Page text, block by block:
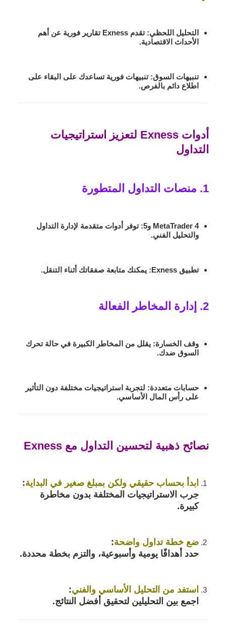
التحليل اللحظي:
تقدم Exness تقارير فورية عن أهم
الأحداث الاقتصادية.
تنبيهات السوق: تنبيهات فورية تساعدك على البقاء على
اطلاع دائم بالفرص.
أدوات Exness لتعزيز استراتيجيات
التداول
1. منصات التداول المتطورة
MetaTrader 4 و5:
توفر أدوات متقدمة لإدارة التداول
والتحليل الفني.
تطبيق Exness: يمكنك متابعة صفقاتك أثناء التنقل.
2. إدارة المخاطر الفعالة
وقف الخسارة: يقلل من المخاطر الكبيرة في حالة تحرك
السوق ضدك.
حسابات متعددة: لتجربة استراتيجيات مختلفة دون التأثير
على رأس المال الأساسي.
نصائح ذهبية لتحسين التداول مع Exness
ابدأ بحساب حقيقي ولكن بمبلغ صغير في البداية:
جرب الاستراتيجيات المختلفة بدون مخاطرة
كبيرة.
ضع خطة تداول واضحة:
حدد أهدافًا يومية وأسبوعية، والتزم بخطة محددة.
استفد من التحليل الأساسي والفني:
اجمع بين التحليلين لتحقيق أفضل النتائج.